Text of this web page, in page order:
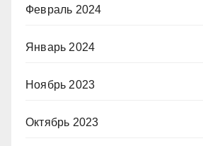
Февраль 2024
Январь 2024
Ноябрь 2023
Октябрь 2023